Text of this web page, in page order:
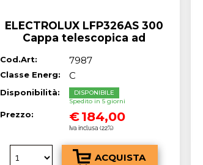
ELECTROLUX LFP326AS 300
Cappa telescopica ad
Cod.Art: 7987
Classe Energ: C
Disponibilità:
DISPONIBILE
Spedito in 5 giorni
Prezzo: €184,00
Iva inclusa (22%)